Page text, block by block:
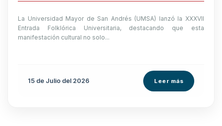
La Universidad Mayor de San Andrés (UMSA) lanzó la XXXVII
Entrada Folklórica Universitaria, destacando que esta
manifestación cultural no solo...
15 de Julio del 2026 Leer más